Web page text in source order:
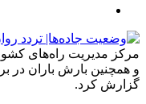
مرکز مدیریت راه‌های
و همچنین بارش باران در
گزارش کرد.